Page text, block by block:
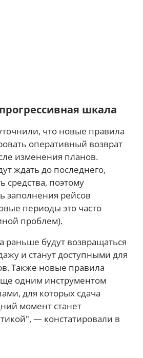
шкала
что новые правила
оперативный возврат
изменения планов.
ждать до последнего,
средства, поэтому
заполнения рейсов
периоды это часто
проблем).
раньше будут возвращаться
и станут доступными для
Также новые правила
одним инструментом
для которых сдача
момент станет
— констатировали в